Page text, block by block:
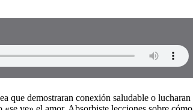
que demostraran conexión saludable o lucharan